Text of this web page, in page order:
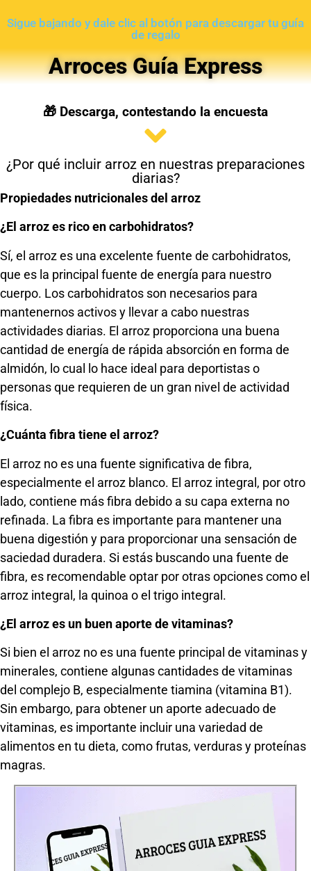
Sigue bajando y dale clic al botón para descargar tu guía
de regalo
Arroces Guía Express
🎁 Descarga, contestando la encuesta
¿Por qué incluir arroz en nuestras preparaciones
diarias?
Propiedades nutricionales del arroz
¿El arroz es rico en carbohidratos?
Sí, el arroz es una excelente fuente de carbohidratos,
que es la principal fuente de energía para nuestro
cuerpo. Los carbohidratos son necesarios para
mantenernos activos y llevar a cabo nuestras
actividades diarias. El arroz proporciona una buena
cantidad de energía de rápida absorción en forma de
almidón, lo cual lo hace ideal para deportistas o
personas que requieren de un gran nivel de actividad
física.
¿Cuánta fibra tiene el arroz?
El arroz no es una fuente significativa de fibra,
especialmente el arroz blanco. El arroz integral, por otro
lado, contiene más fibra debido a su capa externa no
refinada. La fibra es importante para mantener una
buena digestión y para proporcionar una sensación de
saciedad duradera. Si estás buscando una fuente de
fibra, es recomendable optar por otras opciones como el
arroz integral, la quinoa o el trigo integral.
¿El arroz es un buen aporte de vitaminas?
Si bien el arroz no es una fuente principal de vitaminas y
minerales, contiene algunas cantidades de vitaminas
del complejo B, especialmente tiamina (vitamina B1).
Sin embargo, para obtener un aporte adecuado de
vitaminas, es importante incluir una variedad de
alimentos en tu dieta, como frutas, verduras y proteínas
magras.